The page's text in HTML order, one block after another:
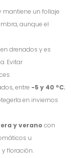
mantiene un follaje
aunque el
drenados y es
Evitar
entre -5 y 40 ºC;
en inviernos
y verano con
u
floración.